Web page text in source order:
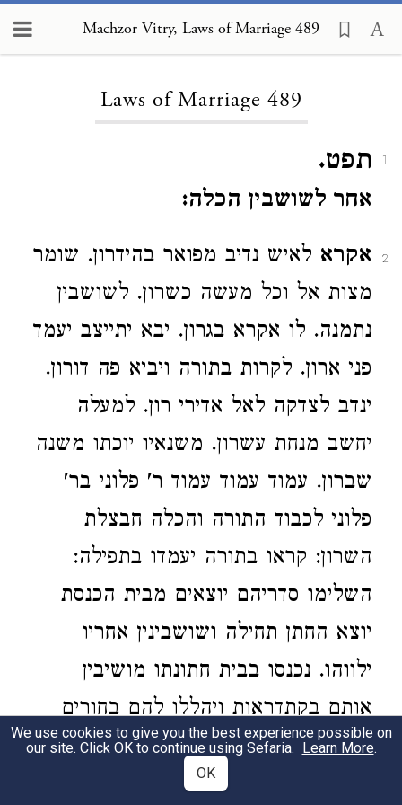
Machzor Vitry, Laws of Marriage 489
Laws of Marriage 489
1 תפט.
אחר לשושבין הכלה:
2 אקרא לאיש נדיב מפואר בהידרון. שומר
מצות אל וכל מעשה כשרון. לשושבין
נתמנה. לו אקרא בגרון. יבא יתייצב יעמד
פני ארון. לקרות בתורה ויביא פה דורון.
ינדב לצדקה לאל אדירי רון. למעלה
יחשב מנחת עשרון. משנאיו יוכתו משנה
שברון. עמוד עמוד עמוד ר' פלוני בר'
פלוני לכבוד התורה והכלה חבצלת
השרון: קראו בתורה יעמדו בתפילה:
השלימו סדריהם יוצאים מבית הכנסת
יוצא החתן תחילה ושושבינין אחריו
ילווהו. נכנסו בבית חתונתו מושיבין
אותם בקתדראות ויהללו להם בחורים
וזקינים יחדיו:
We use cookies to give you the best experience possible on
our site. Click OK to continue using Sefaria. Learn More.
OK